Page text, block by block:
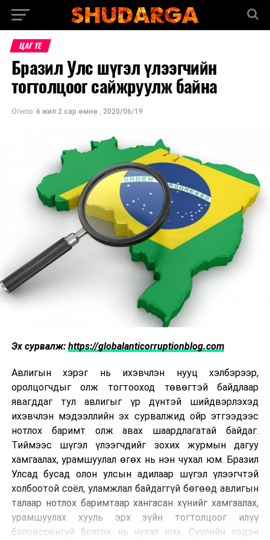
ЦАГ ҮЕ
Бразил Улс шүгэл үлээгчийн
тогтолцоог сайжруулж байна
Огноо: 6 жил 2 сар.өмнө , 2020/06/19
Эх сурвалж: https://globalanticorruptionblog.com
Авлигын хэрэг нь ихэвчлэн нууц хэлбэрээр,
оролцогчдыг олж тогтооход төвөгтэй байдлаар
явагддаг тул авлигыг үр дүнтэй шийдвэрлэхэд
ихэвчлэн мэдээллийн эх сурвалжид ойр этгээдээс
нотлох баримт олж авах шаардлагатай байдаг.
Тиймээс шүгэл үлээгчдийг зохих журмын дагуу
хамгаалах, урамшуулал өгөх нь нэн чухал юм. Бразил
Улсад бусад олон улсын адилаар шүгэл үлээгчтэй
холбоотой соёл, уламжлал байдаггүй бөгөөд авлигын
талаар нотлох баримтаар хангасан хүнийг хамгаалах,
урамшуулах хууль эрх зүйн тогтолцоог илүү
боловсронгуй болгох нь чухал юм. Сүүлийн хэдэн